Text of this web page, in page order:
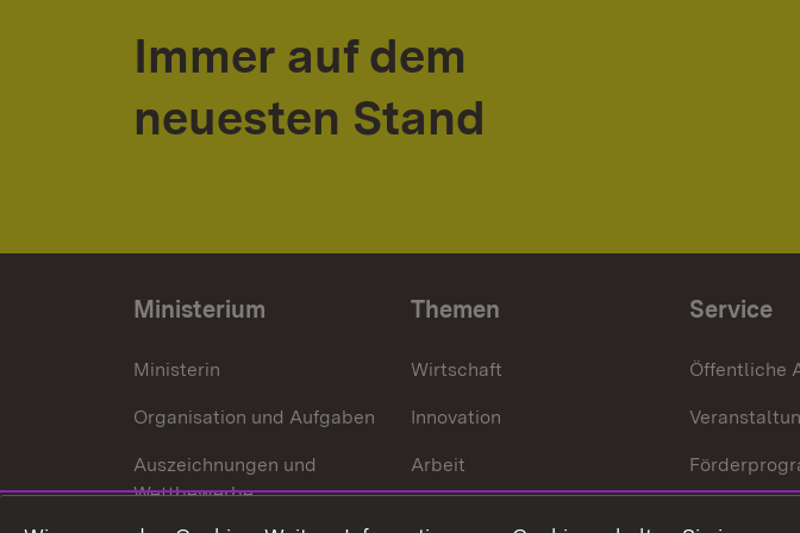
Immer auf dem
neuesten Stand
Ministerium
Ministerin
Organisation und Aufgaben
Auszeichnungen und
Wettbewerbe
Themen
Wirtschaft
Innovation
Arbeit
Service
Öffentliche